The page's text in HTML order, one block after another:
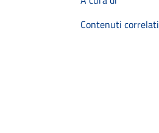
Contenuti correlati